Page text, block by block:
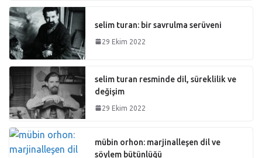
selim turan: bir savrulma serüveni
29 Ekim 2022
selim turan resminde dil, süreklilik ve
değişim
29 Ekim 2022
mübin orhon: marjinalleşen dil ve
söylem bütünlüğü